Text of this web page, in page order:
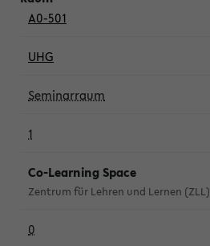
A0-501
UHG
Seminarraum
1
Co-Learning Space
Zentrum für Lehren und Lernen (ZLL)
0